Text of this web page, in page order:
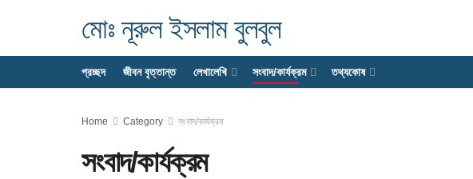
মোঃ নূরুল ইসলাম বুলবুল
প্রচ্ছদ জীবন বৃত্তান্ত লেখালেখি সংবাদ/কার্যক্রম তথ্যকোষ
Home Category সংবাদ/কার্যক্রম
সংবাদ/কার্যক্রম